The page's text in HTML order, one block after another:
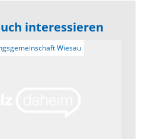
interessieren